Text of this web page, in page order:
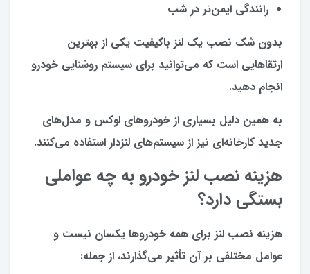
رانندگی ایمن‌تر در شب
بدون شک نصب یک لنز باکیفیت یکی از بهترین
ارتقاهایی است که می‌توانید برای سیستم روشنایی خودرو
انجام دهید.
به همین دلیل بسیاری از خودروهای لوکس و مدل‌های
جدید کارخانه‌ای نیز از سیستم‌های لنزدار استفاده می‌کنند.
هزینه نصب لنز خودرو به چه عواملی
بستگی دارد؟
هزینه نصب لنز برای همه خودروها یکسان نیست و
عوامل مختلفی بر آن تأثیر می‌گذارند، از جمله: